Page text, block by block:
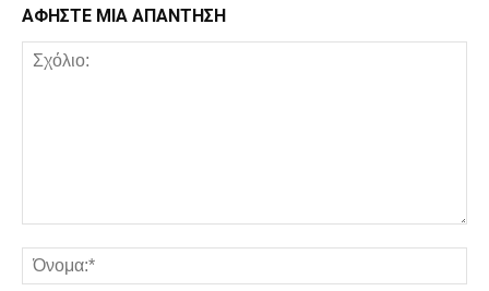
ΑΦΗΣΤΕ ΜΙΑ ΑΠΑΝΤΗΣΗ